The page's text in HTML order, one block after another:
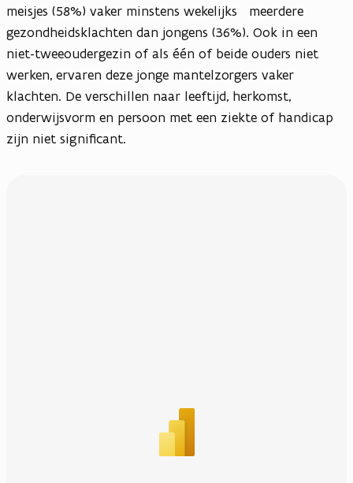
meisjes (58%) vaker minstens wekelijks meerdere
gezondheidsklachten dan jongens (36%). Ook in een
niet-tweeoudergezin of als één of beide ouders niet
werken, ervaren deze jonge mantelzorgers vaker
klachten. De verschillen naar leeftijd, herkomst,
onderwijsvorm en persoon met een ziekte of handicap
zijn niet significant.